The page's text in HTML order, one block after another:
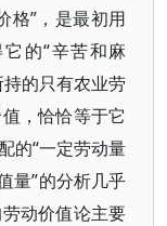
格”，是最初用
的“辛苦和麻
的只有农业劳
，恰恰等于它
的“一定劳动量
量”的分析几乎
动价值论主要